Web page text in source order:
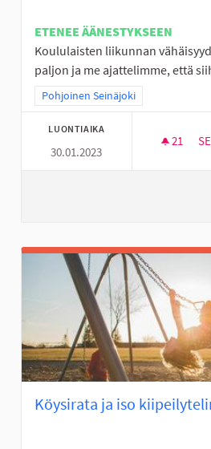
ETENEE ÄÄNESTYKSEEN
Koululaisten liikunnan
paljon ja me ajattelimme, että
Rajaa tulokset teeman mukaan:
Pohjoinen Seinäjoki
LUONTIAIKA
30.01.2023
21 21
Köysirata ja iso